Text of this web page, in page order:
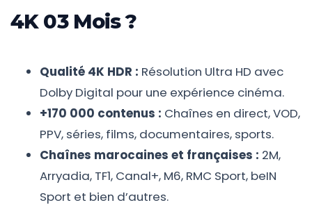
4K 03 Mois ?
Qualité 4K HDR : Résolution Ultra HD avec
Dolby Digital pour une expérience cinéma.
+170 000 contenus : Chaînes en direct, VOD,
PPV, séries, films, documentaires, sports.
Chaînes marocaines et françaises : 2M,
Arryadia, TF1, Canal+, M6, RMC Sport, beIN
Sport et bien d’autres.